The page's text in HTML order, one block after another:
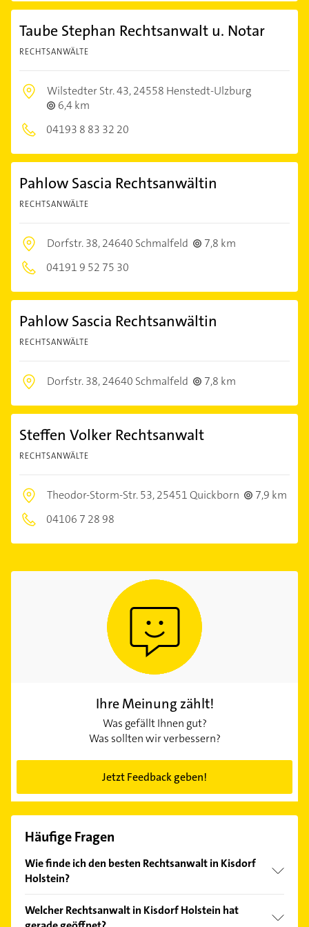
Taube Stephan Rechtsanwalt u. Notar
RECHTSANWÄLTE
Wilstedter Str. 43,24558 Henstedt-Ulzburg
6,4 km
04193 8 83 32 20
Pahlow Sascia Rechtsanwältin
RECHTSANWÄLTE
Dorfstr. 38,24640 Schmalfeld
7,8 km
04191 9 52 75 30
Pahlow Sascia Rechtsanwältin
RECHTSANWÄLTE
Dorfstr. 38,24640 Schmalfeld 7,8 km
Steffen Volker Rechtsanwalt
RECHTSANWÄLTE
Theodor-Storm-Str. 53,25451 Quickborn
7,9 km
04106 7 28 98
Ihre Meinung zählt!
Was gefällt Ihnen gut?
Was sollten wir verbessern?
Jetzt Feedback geben!
Häufige Fragen
Wie finde ich den besten Rechtsanwalt in Kisdorf
Holstein?
Kundenmeinungen und profitieren Sie von den
Welcher Rechtsanwalt in Kisdorf Holstein hat